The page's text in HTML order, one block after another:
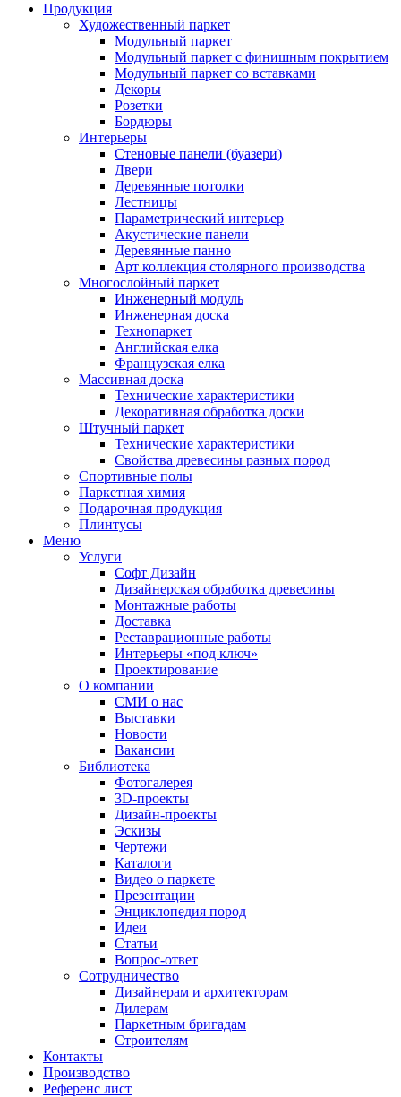
Продукция
Художественный паркет
Модульный паркет
Модульный паркет с финишным покрытием
Модульный паркет со вставками
Декоры
Розетки
Бордюры
Интерьеры
Стеновые панели (буазери)
Двери
Деревянные потолки
Лестницы
Параметрический интерьер
Акустические панели
Деревянные панно
Арт коллекция столярного производства
Многослойный паркет
Инженерный модуль
Инженерная доска
Технопаркет
Английская елка
Французская елка
Массивная доска
Технические характеристики
Декоративная обработка доски
Штучный паркет
Технические характеристики
Свойства древесины разных пород
Спортивные полы
Паркетная химия
Подарочная продукция
Плинтусы
Меню
Услуги
Софт Дизайн
Дизайнерская обработка древесины
Монтажные работы
Доставка
Реставрационные работы
Интерьеры «под ключ»
Проектирование
О компании
СМИ о нас
Выставки
Новости
Вакансии
Библиотека
Фотогалерея
3D-проекты
Дизайн-проекты
Эскизы
Чертежи
Каталоги
Видео о паркете
Презентации
Энциклопедия пород
Идеи
Статьи
Вопрос-ответ
Сотрудничество
Дизайнерам и архитекторам
Дилерам
Паркетным бригадам
Строителям
Контакты
Производство
Референс лист